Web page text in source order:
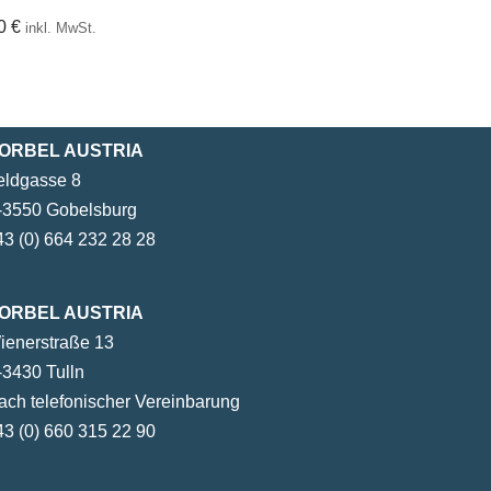
€ inkl. MwSt.
AUSTRIA
8
Gobelsburg
(0) 664 232 28 28
AUSTRIA
13
Tulln
telefonischer Vereinbarung
(0) 660 315 22 90